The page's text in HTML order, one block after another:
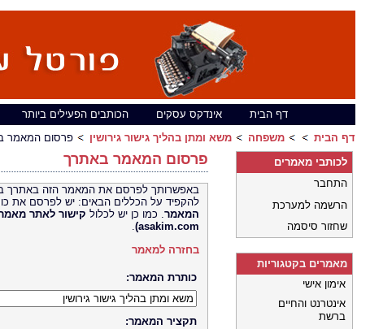
דף הבית אינדקס עסקים הכותבים הפעילים ביותר
דף הבית
משפחה משא ומתן בהליך גישור גירושין פרסום המאמר
פרסום המאמר באתרך
באפשרותך לפרסם את המאמר הזה באתרך
להקפיד על הכללים הבאים: יש לפרסם את
המאמר. כמו כן יש לכלול קישור לאתר
asakim.com)
.
בחזרה למאמר
כותרת המאמר:
תקציר המאמר:
לכותבי מאמרים
התחבר
הרשמה למערכת
שחזור סיסמה
מאמרים בקטגוריות
אימון אישי
אינטרנט והחיים
ברשת